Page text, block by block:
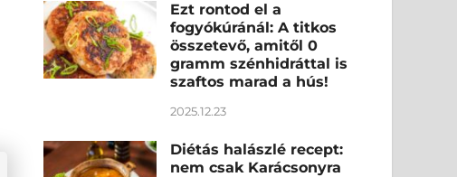
Ezt rontod el a
fogyókúránál: A titkos
összetevő, amitől 0
gramm szénhidráttal is
szaftos marad a hús!
2025.12.23
Diétás halászlé recept:
nem csak Karácsonyra